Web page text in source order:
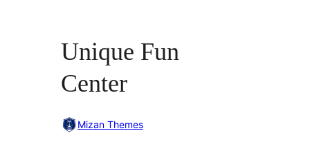
Unique Fun
Center
Mizan Themes